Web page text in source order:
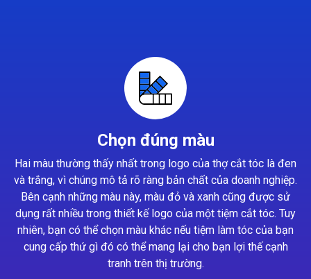
Chọn đúng màu
Hai màu thường thấy nhất trong logo của thợ cắt tóc là đen
và trắng, vì chúng mô tả rõ ràng bản chất của doanh nghiệp.
Bên cạnh những màu này, màu đỏ và xanh cũng được sử
dụng rất nhiều trong thiết kế logo của một tiệm cắt tóc. Tuy
nhiên, bạn có thể chọn màu khác nếu tiệm làm tóc của bạn
cung cấp thứ gì đó có thể mang lại cho bạn lợi thế cạnh
tranh trên thị trường.